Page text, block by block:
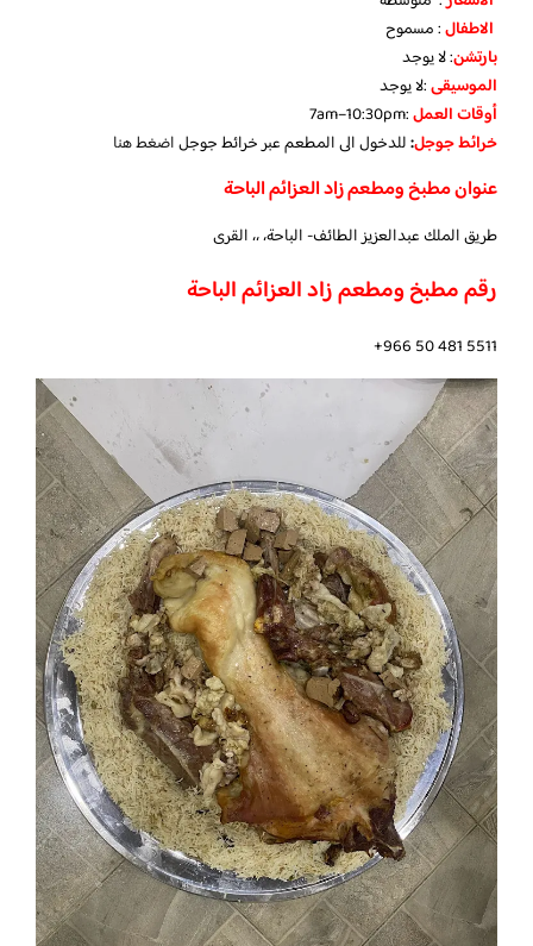
الاطفال: مسموح
بارتشن: لا يوجد
الموسيقى:لا يوجد
‏أوقات العمل:7am–10:30pm
خرائط جوجل:للدخول الى المطعم عبر خرائط جوجلاضغط هنا
عنوان مطبخ ومطعم زاد العزائم الباحة
طريق الملك عبدالعزيز الطائف- الباحة، ،، القرى
رقم مطبخ ومطعم زاد العزائم الباحة